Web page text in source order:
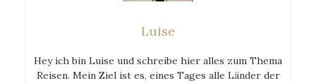
Luise
Hey ich bin Luise und schreibe hier alles zum Thema
Reisen. Mein Ziel ist es, eines Tages alle Länder der